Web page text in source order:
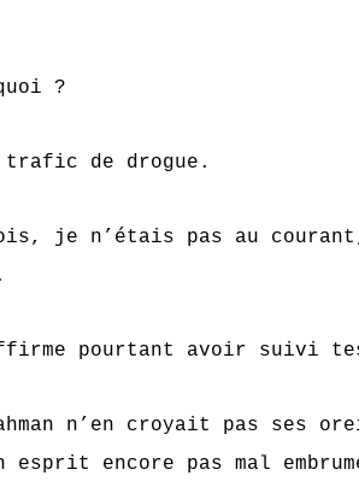
?
de drogue.
n’étais pas au courant,
avoir suivi tes
n’en croyait pas ses
esprit encore pas mal